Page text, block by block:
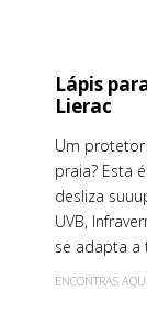
Lápis
Lierac
Um protetor
praia? Esta
desliza
UVB,
se adapta a
ENCONTRAS AQUI